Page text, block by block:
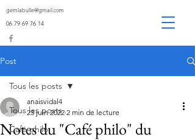
06 79 69 76 14
gemlabulle@gmail.com
Post
Tous les posts
Café philo
Tous les posts
Notes du "Café philo" du
anaisvidal4
23 juin 2022 2 min de lecture